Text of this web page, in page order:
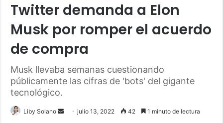
Twitter demanda a Elon
Musk por romper el acuerdo
de compra
Musk llevaba semanas cuestionando
públicamente las cifras de 'bots' del gigante
tecnológico.
Liby Solano
Sendjulio 13, 2022 42 1 minuto de lectura